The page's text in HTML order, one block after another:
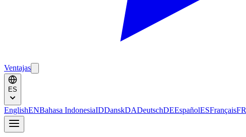
Ventajas
ES
EnglishENBahasa IndonesiaIDDanskDADeutschDEEspañolESFrançaisFR